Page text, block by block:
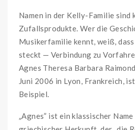
Namen in der Kelly-Familie sind
Zufallsprodukte. Wer die
Musikerfamilie kennt, weiß,
steckt — Verbindung zu
Agnes Theresa Barbara
Juni 2006 in Lyon, Frankreich,
Beispiel.
„Agnes” ist ein klassischer